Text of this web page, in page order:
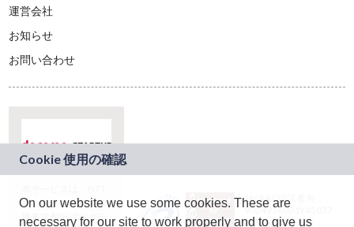
運営会社
お知らせ
お問い合わせ
ドコモグループの新
規事業創出プログラ
JASRAC許諾番号：
9024936001Y45037
JASRAC許諾番号：
On our website we use some cookies. These are
necessary for our site to work properly and to give us